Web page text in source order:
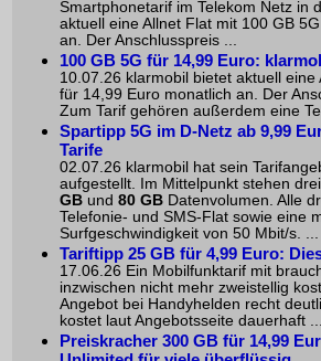
Smartphonetarif im Telekom Netz in
aktuell eine Allnet Flat mit 100 GB
an. Der Anschlusspreis ...
100 GB 5G für 14,99 Euro:
10.07.26 klarmobil bietet aktuell
für 14,99 Euro monatlich an. Der
Zum Tarif gehören außerdem eine
Spartipp 5G im D-Netz ab 9,99
Tarife
02.07.26 klarmobil hat sein
aufgestellt. Im Mittelpunkt stehen
GB und 80 GB Datenvolumen. Alle
Telefonie- und SMS-Flat sowie eine
Surfgeschwindigkeit von 50 Mbit/s. ...
Tariftipp 25 GB für 4,99 Euro:
17.06.26 Ein Mobilfunktarif mit
inzwischen nicht mehr zweistellig
Angebot bei Handyhelden recht
kostet laut Angebotsseite dauerhaft ...
Preiskracher 300 GB für 14,99